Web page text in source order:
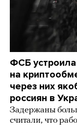
ФСБ
на
через них
россиян в
Задержаны
считали, что